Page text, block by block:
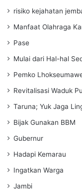
risiko kejahatan
Manfaat Olahraga
Pase
Mulai dari Hal-hal
Pemko
Revitalisasi Waduk
Taruna; Yuk Jaga
Bijak Gunakan BBM
Gubernur
Hadapi Kemarau
Ingatkan Warga
Jambi